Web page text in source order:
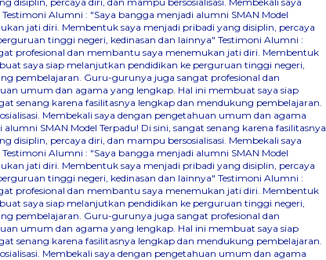
Testimoni Alumni : "Saya bangga menjadi alumni SMAN Model
jati diri. Membentuk saya menjadi pribadi yang disiplin, percaya
tinggi negeri, kedinasan dan lainnya" Testimoni Alumni :
profesional dan membantu saya menemukan jati diri. Membentuk
saya siap melanjutkan pendidikan ke perguruan tinggi negeri,
pembelajaran. Guru-gurunya juga sangat profesional dan
umum dan agama yang lengkap. Hal ini membuat saya siap
senang karena fasilitasnya lengkap dan mendukung pembelajaran.
Membekali saya dengan pengetahuan umum dan agama
SMAN Model Terpadu! Di sini, sangat senang karena fasilitasnya
percaya diri, dan mampu bersosialisasi. Membekali saya
Testimoni Alumni : "Saya bangga menjadi alumni SMAN Model
jati diri. Membentuk saya menjadi pribadi yang disiplin, percaya
tinggi negeri, kedinasan dan lainnya" Testimoni Alumni :
profesional dan membantu saya menemukan jati diri. Membentuk
saya siap melanjutkan pendidikan ke perguruan tinggi negeri,
pembelajaran. Guru-gurunya juga sangat profesional dan
umum dan agama yang lengkap. Hal ini membuat saya siap
senang karena fasilitasnya lengkap dan mendukung pembelajaran.
Membekali saya dengan pengetahuan umum dan agama